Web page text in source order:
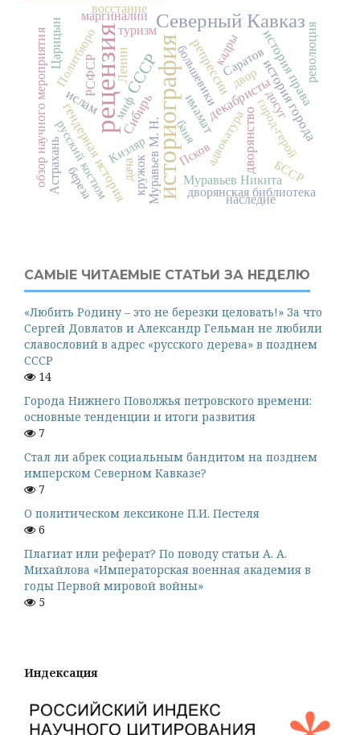
рецензия историография
Северный Кавказ
СССР
декабристы
репрессии
ислам имамат
Сибирь
гендерная история
история города
история права
дворянство
адвокатура
Муравьев М. Н. Муравьев Никита
маргиналии
город-герой
дворянская библиотека
русский костюм
кадры
Политбюро большевики
Кизляр
обзор научного мероприятия Ленин Саратов революция
Псков
восстание
Астрахань
Царицын
досуг
двор
кружок
баня
туризм
дача
береза
миф
РСФСР
БССР
наследие
САМЫЕ ЧИТАЕМЫЕ СТАТЬИ ЗА НЕДЕЛЮ
«Любить Родину – это не березки целовать!» За что
Сергей Довлатов и Александр Гельман не любили
славословий в адрес «русского дерева» в позднем
СССР
14
Города Нижнего Поволжья петровского времени:
основные тенденции и итоги развития
7
Стал ли абрек социальным бандитом на позднем
имперском Северном Кавказе?
7
О политическом лексиконе П.И. Пестеля
6
Плагиат или реферат? По поводу статьи А. А.
Михайлова «Императорская военная академия в
годы Первой мировой войны»
5
Индексация